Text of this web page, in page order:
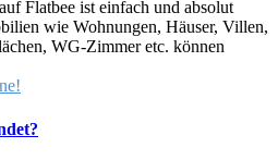
Flatbee ist einfach und absolut
wie Wohnungen, Häuser, Villen,
WG-Zimmer etc. können